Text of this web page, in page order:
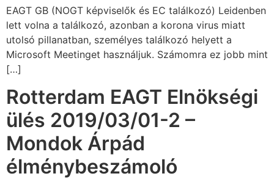
EAGT GB (NOGT képviselők és EC találkozó) Leidenben
lett volna a találkozó, azonban a korona virus miatt
utolsó pillanatban, személyes találkozó helyett a
Microsoft Meetinget használjuk. Számomra ez jobb mint
[…]
Rotterdam EAGT Elnökségi
ülés 2019/03/01-2 –
Mondok Árpád
élménybeszámoló